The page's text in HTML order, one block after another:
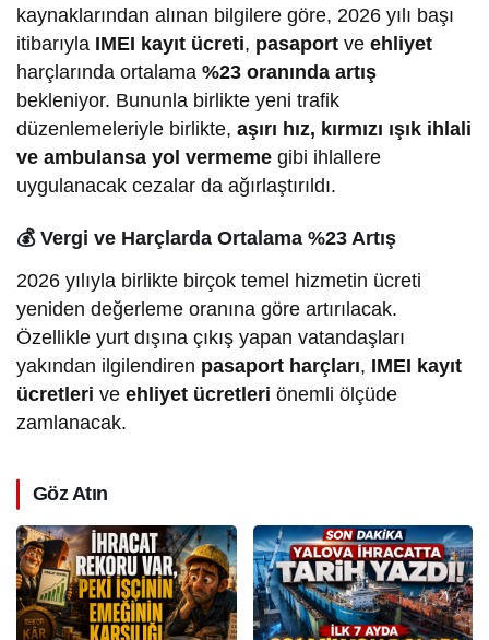
kaynaklarından alınan bilgilere göre, 2026 yılı başı
itibarıyla IMEI kayıt ücreti, pasaport veehliyet
harçlarında ortalama%23 oranında artış
bekleniyor. Bununla birlikte yeni trafik
düzenlemeleriyle birlikte,aşırı hız, kırmızı ışık ihlali
ve ambulansa yol vermeme gibi ihlallere
uygulanacak cezalar da ağırlaştırıldı.
💰 Vergi ve Harçlarda Ortalama %23 Artış
2026 yılıyla birlikte birçok temel hizmetin ücreti
yeniden değerleme oranına göre artırılacak.
Özellikle yurt dışına çıkış yapan vatandaşları
yakından ilgilendiren pasaport harçları, IMEI kayıt
ücretleri veehliyet ücretleri önemli ölçüde
zamlanacak.
Göz Atın